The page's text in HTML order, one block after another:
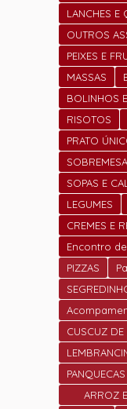
LANCHES E
OUTROS
PEIXES E
MASSAS
BOLINHOS
RISOTOS
PRATO
SOPAS E
LEGUMES
CREMES E
Encontro
PIZZAS
CUSCUZ
PANQUECAS
ARROZ